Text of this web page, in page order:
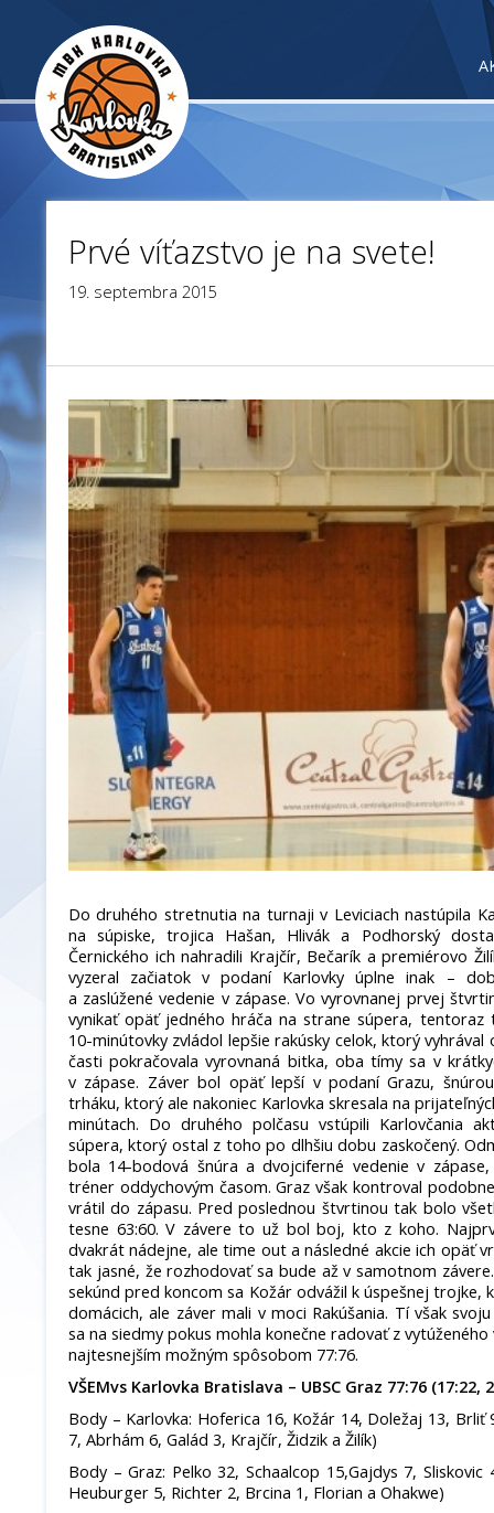
Prvé víťazstvo je na svete!
19. septembra 2015
Do druhého stretnutia na turnaji v Leviciach nastúpila
na súpiske, trojica Hašan, Hlivák a Podhorský
Černického ich nahradili Krajčír, Bečarík a premiérovo
vyzeral začiatok v podaní Karlovky úplne inak –
a zaslúžené vedenie v zápase. Vo vyrovnanej prvej
vynikať opäť jedného hráča na strane súpera, tentoraz
10-minútovky zvládol lepšie rakúsky celok, ktorý
časti pokračovala vyrovnaná bitka, oba tímy sa v
v zápase. Záver bol opäť lepší v podaní Grazu,
trháku, ktorý ale nakoniec Karlovka skresala na
minútach. Do druhého polčasu vstúpili Karlovčania
súpera, ktorý ostal z toho po dlhšiu dobu zaskočený.
bola 14-bodová šnúra a dvojciferné vedenie v
tréner oddychovým časom. Graz však kontroval
vrátil do zápasu. Pred poslednou štvrtinou tak bolo
tesne 63:60. V závere to už bol boj, kto z koho.
dvakrát nádejne, ale time out a následné akcie ich opäť
tak jasné, že rozhodovať sa bude až v samotnom
sekúnd pred koncom sa Kožár odvážil k úspešnej trojke,
domácich, ale záver mali v moci Rakúšania. Tí však
sa na siedmy pokus mohla konečne radovať z vytúženého
najtesnejším možným spôsobom 77:76.
VŠEMvs Karlovka Bratislava – UBSC Graz 77:76 (17:22,
Body – Karlovka: Hoferica 16, Kožár 14, Doležaj 13, Brliť
7, Abrhám 6, Galád 3, Krajčír, Židzik a Žilík)
Body – Graz: Pelko 32, Schaalcop 15,Gajdys 7,
Heuburger 5, Richter 2, Brcina 1, Florian a Ohakwe)